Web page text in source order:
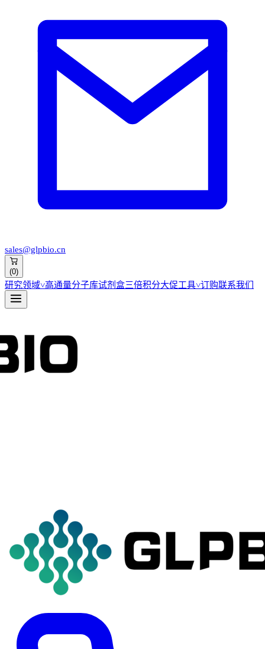
sales@glpbio.cn
(0)
研究领域˅高通量分子库试剂盒三倍积分大促工具˅订购联系我们